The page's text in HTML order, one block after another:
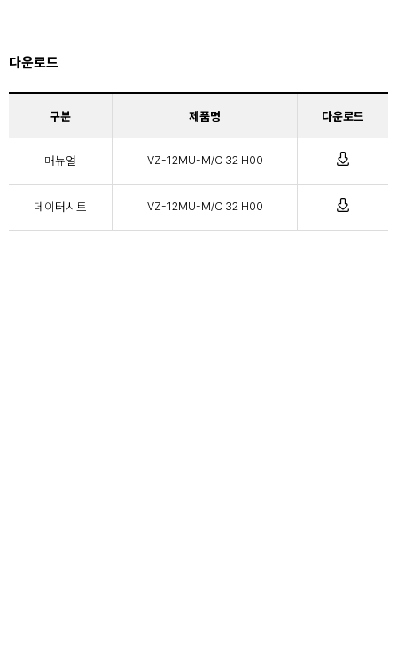
다운로드
구분 제품명 다운로드
매뉴얼 VZ-12MU-M/C 32 H00
데이터시트 VZ-12MU-M/C 32 H00